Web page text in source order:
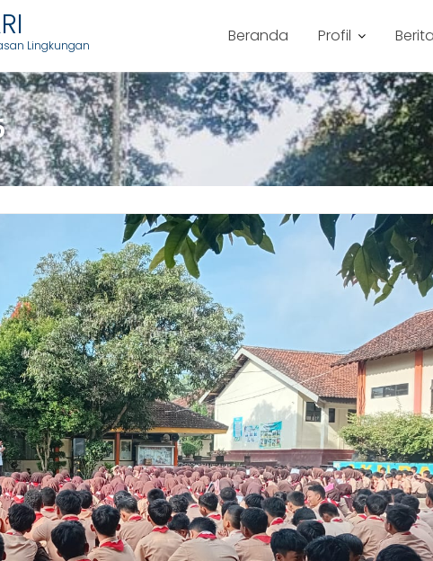
Lingkungan Beranda Profil Berita